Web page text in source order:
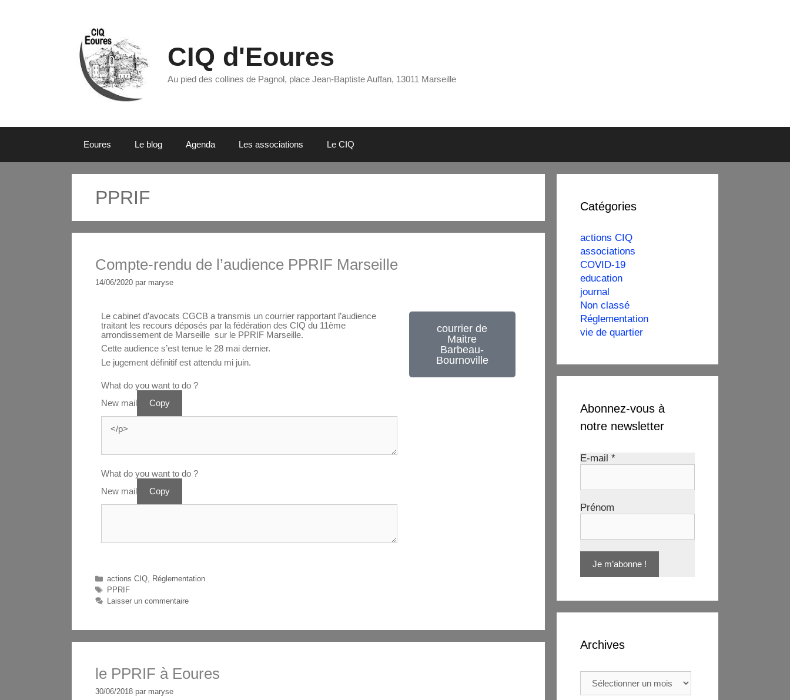
CIQ d'Eoures
Au pied des collines de Pagnol, place Jean-Baptiste Auffan, 13011 Marseille
Eoures Le blog Agenda Les associations Le CIQ
PPRIF
Compte-rendu de l’audience PPRIF Marseille
14/06/2020 par maryse
Le cabinet d’avocats CGCB a transmis un courrier rapportant l’audience
traitant les recours déposés par la fédération des CIQ du 11ème
arrondissement de Marseille sur le PPRIF Marseille.
Cette audience s’est tenue le 28 mai dernier.
Le jugement définitif est attendu mi juin.
What do you want to do ?
New mail
Copy
What do you want to do ?
New mail
Copy
courrier de
Maitre
Barbeau-
Bournoville
actions CIQ, Réglementation
PPRIF
Laisser un commentaire
le PPRIF à Eoures
30/06/2018 par maryse
Catégories
actions CIQ
associations
COVID-19
education
journal
Non classé
Réglementation
vie de quartier
Abonnez-vous à
notre newsletter
E-mail *
Prénom
Archives